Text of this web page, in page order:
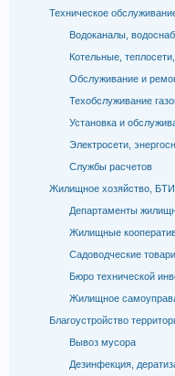
Техническое
Водоканалы,
Котельные,
Обслуживание и
Техобслуживание
Установка и
Электросети,
Службы расчетов
Жилищное хозяйство, БТИ
Департаменты
Жилищные
Садоводческие
Бюро технической
Жилищное
Благоустройство
Вывоз мусора
Дезинфекция,